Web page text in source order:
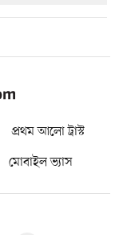
প্রথম আলো ট্রাস্ট
মোবাইল ভ্যাস